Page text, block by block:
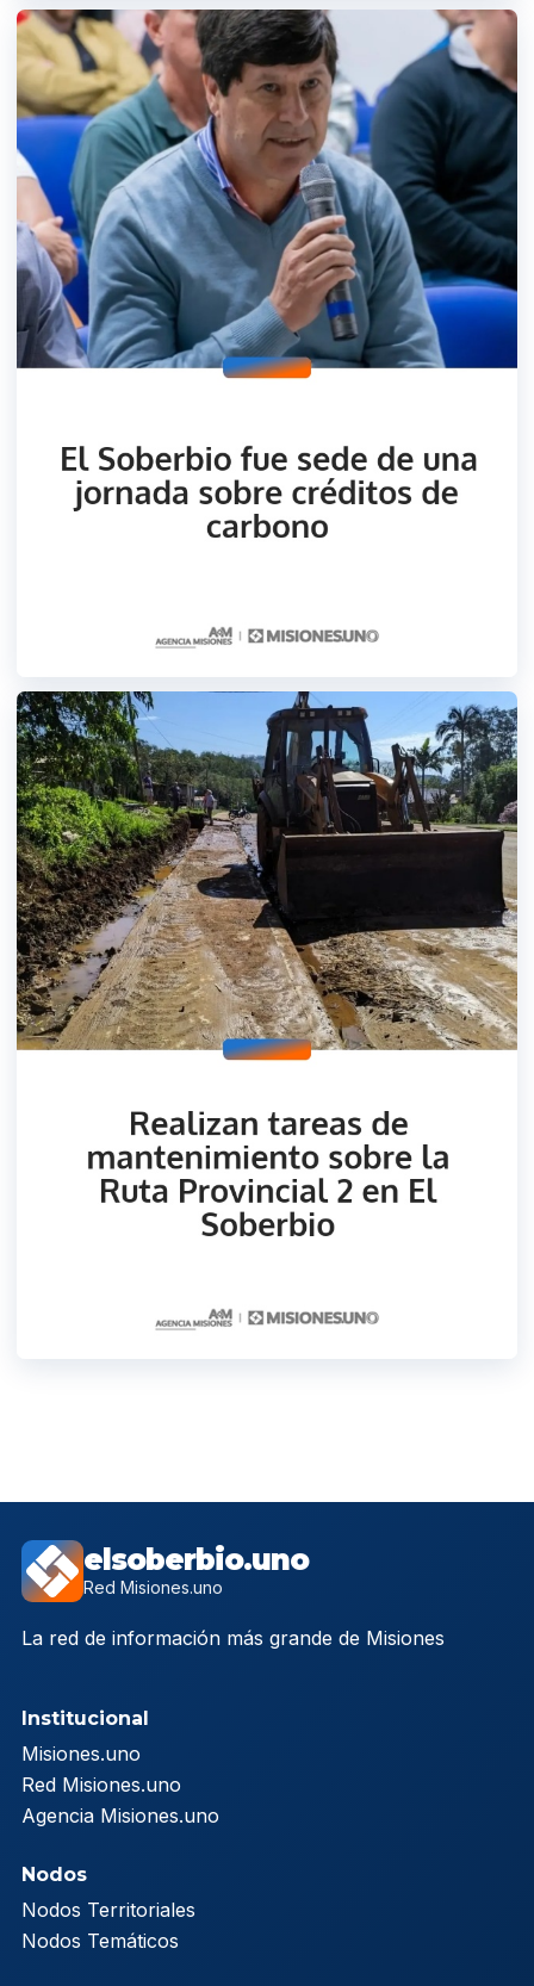
elsoberbio.uno
Red Misiones.uno
La red de información más grande de Misiones
Institucional
Misiones.uno
Red Misiones.uno
Agencia Misiones.uno
Nodos
Nodos Territoriales
Nodos Temáticos